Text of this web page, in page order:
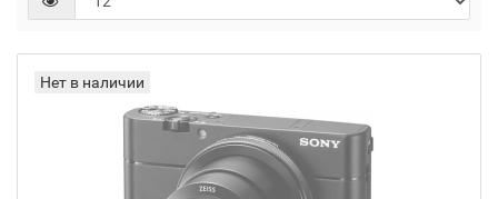
Нет в наличии